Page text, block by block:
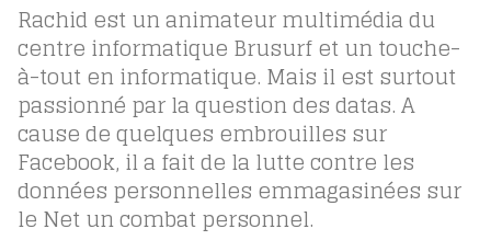
Rachid est un animateur multimédia du
centre informatique Brusurf et un touche-
à-tout en informatique. Mais il est surtout
passionné par la question des datas. A
cause de quelques embrouilles sur
Facebook, il a fait de la lutte contre les
données personnelles emmagasinées sur
le Net un combat personnel.